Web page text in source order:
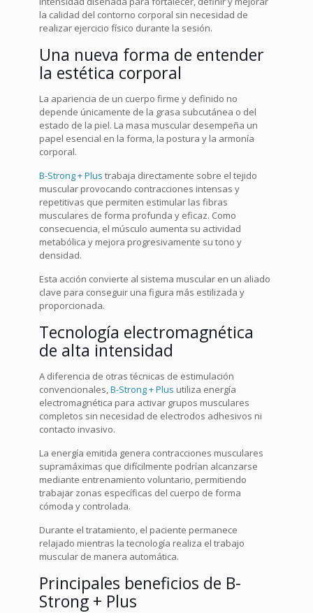
la calidad del contorno corporal sin necesidad de
realizar ejercicio físico durante la sesión.
Una nueva forma de entender
la estética corporal
La apariencia de un cuerpo firme y definido no
depende únicamente de la grasa subcutánea o del
estado de la piel. La masa muscular desempeña un
papel esencial en la forma, la postura y la armonía
corporal.
B-Strong + Plus trabaja directamente sobre el tejido
muscular provocando contracciones intensas y
repetitivas que permiten estimular las fibras
musculares de forma profunda y eficaz. Como
consecuencia, el músculo aumenta su actividad
metabólica y mejora progresivamente su tono y
densidad.
Esta acción convierte al sistema muscular en un aliado
clave para conseguir una figura más estilizada y
proporcionada.
Tecnología electromagnética
de alta intensidad
A diferencia de otras técnicas de estimulación
convencionales,B-Strong + Plus utiliza energía
electromagnética para activar grupos musculares
completos sin necesidad de electrodos adhesivos ni
contacto invasivo.
La energía emitida genera contracciones musculares
supramáximas que difícilmente podrían alcanzarse
mediante entrenamiento voluntario, permitiendo
trabajar zonas específicas del cuerpo de forma
cómoda y controlada.
Durante el tratamiento, el paciente permanece
relajado mientras la tecnología realiza el trabajo
muscular de manera automática.
Principales beneficios de B-
Strong + Plus